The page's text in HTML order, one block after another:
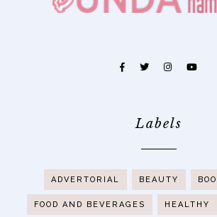
Labels
ADVERTORIAL BEAUTY
FOOD AND BEVERAGES HEALTHY